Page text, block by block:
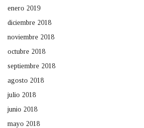
enero 2019
diciembre 2018
noviembre 2018
octubre 2018
septiembre 2018
agosto 2018
julio 2018
junio 2018
mayo 2018